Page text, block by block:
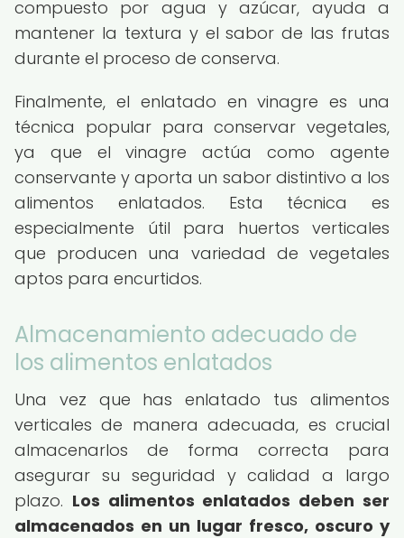
compuesto por agua y azúcar, ayuda a
mantener la textura y el sabor de las frutas
durante el proceso de conserva.
Finalmente, el enlatado en vinagre es una
técnica popular para conservar vegetales,
ya que el vinagre actúa como agente
conservante y aporta un sabor distintivo a los
alimentos enlatados. Esta técnica es
especialmente útil para huertos verticales
que producen una variedad de vegetales
aptos para encurtidos.
Almacenamiento adecuado de
los alimentos enlatados
Una vez que has enlatado tus alimentos
verticales de manera adecuada, es crucial
almacenarlos de forma correcta para
asegurar su seguridad y calidad a largo
plazo. Los alimentos enlatados deben ser
almacenados en un lugar fresco, oscuro y